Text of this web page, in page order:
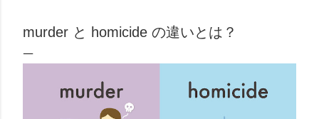
murder と homicide の違いとは？